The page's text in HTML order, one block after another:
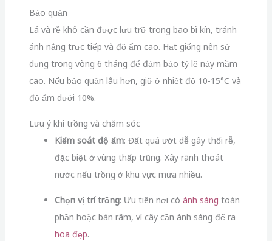
Bảo quản
Lá và rễ khô cần được lưu trữ trong bao bì kín, tránh
ánh nắng trực tiếp và độ ẩm cao. Hạt giống nên sử
dụng trong vòng 6 tháng để đảm bảo tỷ lệ nảy mầm
cao. Nếu bảo quản lâu hơn, giữ ở nhiệt độ 10-15°C và
độ ẩm dưới 10%.
Lưu ý khi trồng và chăm sóc
Kiểm soát độ ẩm: Đất quá ướt dễ gây thối rễ,
đặc biệt ở vùng thấp trũng. Xây rãnh thoát
nước nếu trồng ở khu vực mưa nhiều.
Chọn vị trí trồng: Ưu tiên nơi có ánh sáng toàn
phần hoặc bán râm, vì cây cần ánh sáng để ra
hoa đẹp.